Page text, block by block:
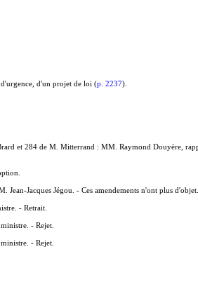
d'un projet de loi (p. 2237).
et 284 de M. Mitterrand : MM. Raymond Douyère,
Jacques Jégou. - Ces amendements n'ont plus d'objet.
- Retrait.
- Rejet.
- Rejet.